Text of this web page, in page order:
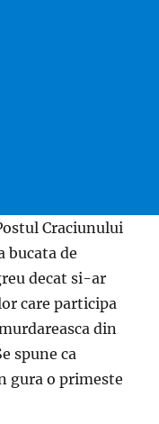
Craciunului
bucata de
decat si-ar
care participa
din
spune ca
gura o primeste